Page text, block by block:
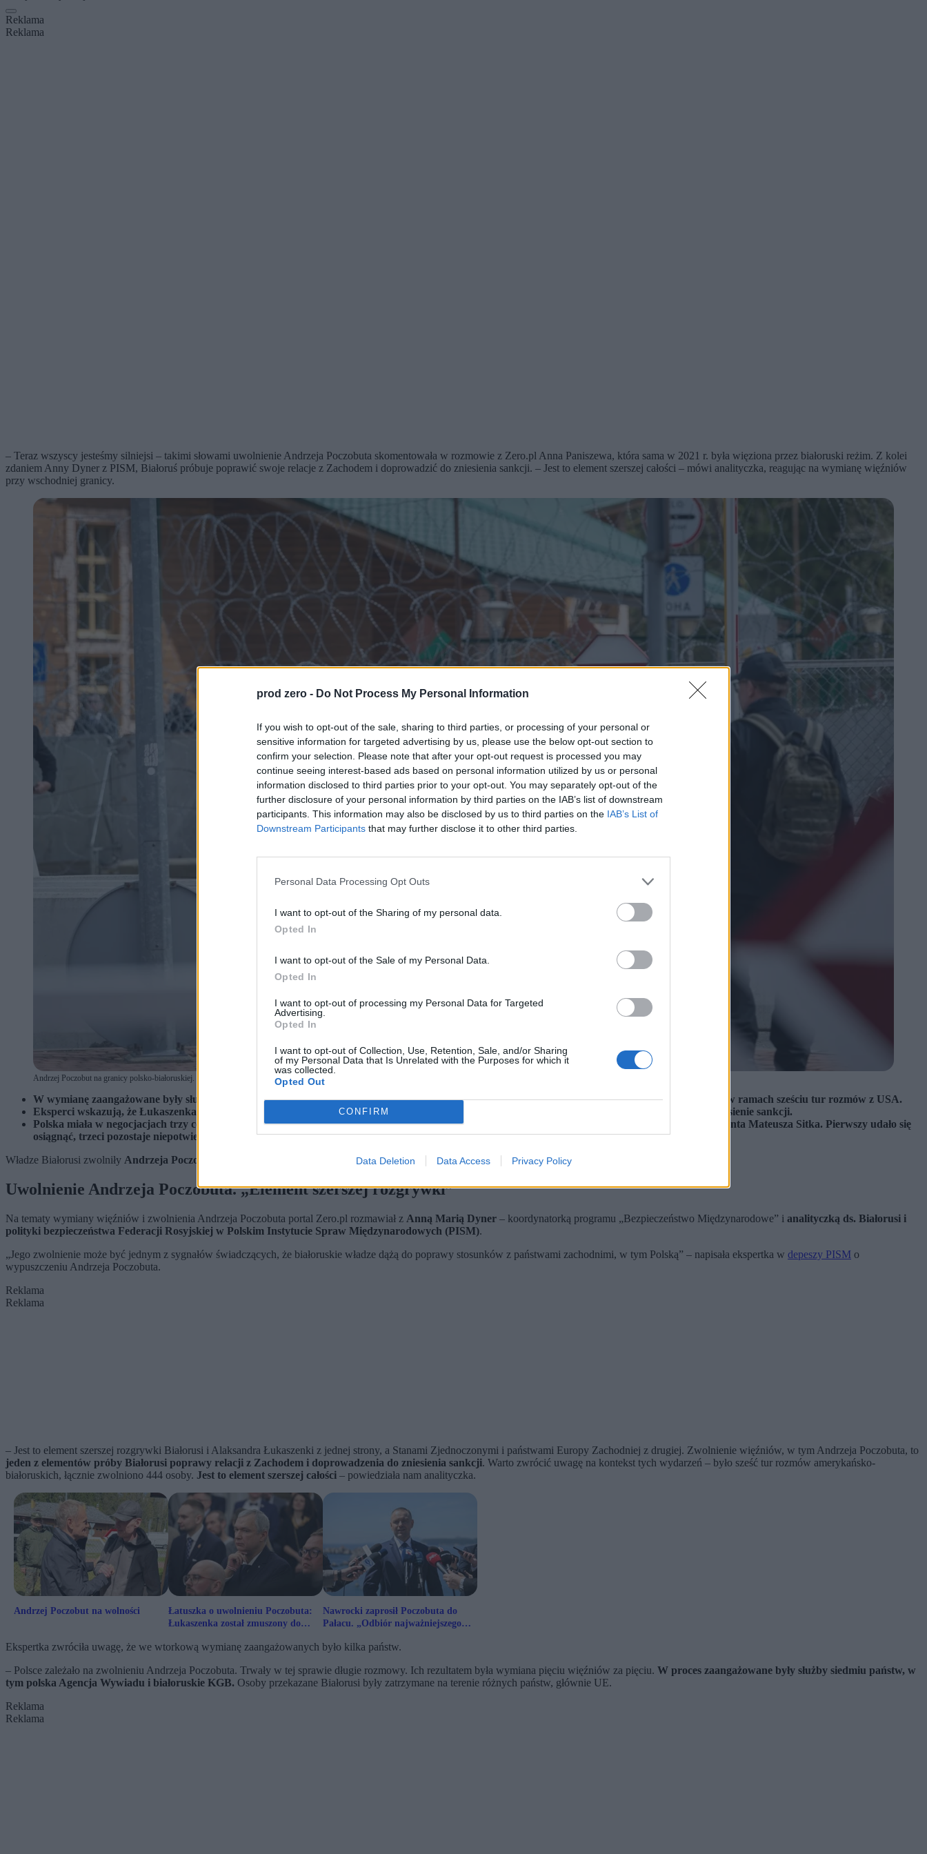
prod zero - Do Not Process My Personal Information
If you wish to opt-out of the sale, sharing to third parties, or processing of your personal or
sensitive information for targeted advertising by us, please use the below opt-out section to
confirm your selection. Please note that after your opt-out request is processed you may
continue seeing interest-based ads based on personal information utilized by us or personal
information disclosed to third parties prior to your opt-out. You may separately opt-out of the
further disclosure of your personal information by third parties on the IAB’s list of downstream
participants. This information may also be disclosed by us to third parties on the IAB’s List of
Downstream Participants that may further disclose it to other third parties.
Personal Data Processing Opt Outs
I want to opt-out of the Sharing of my personal data.
Opted In
I want to opt-out of the Sale of my Personal Data.
Opted In
I want to opt-out of processing my Personal Data for Targeted
Advertising.
Opted In
I want to opt-out of Collection, Use, Retention, Sale, and/or Sharing
of my Personal Data that Is Unrelated with the Purposes for which it
was collected.
Opted Out
CONFIRM
Data Deletion Data Access Privacy Policy
Reklama
Reklama
– Teraz wszyscy jesteśmy silniejsi – takimi słowami uwolnienie Andrzeja Poczobuta skomentowała w rozmowie z Zero.pl Anna Paniszewa, która sama w 2021 r. była więziona przez białoruski reżim. Z kolei
zdaniem Anny Dyner z PISM, Białoruś próbuje poprawić swoje relacje z Zachodem i doprowadzić do zniesienia sankcji. – Jest to element szerszej całości – mówi analityczka, reagując na wymianę więźniów
przy wschodniej granicy.
Andrzej Poczobut na granicy polsko-białoruskiej. (fot. Tomasz Siemoniak / X)
W wymianę zaangażowane były służby siedmiu państw, w tym polska Agencja Wywiadu i białoruskie KGB. Łącznie Białoruś zwolniła już 444 osoby w ramach sześciu tur rozmów z USA.
Eksperci wskazują, że Łukaszenka traktuje zwalnianie więźniów jako narzędzie nacisku – sygnał gotowości do dialogu z Zachodem w zamian za zniesienie sankcji.
Polska miała w negocjacjach trzy cele: powrót Poczobuta, wyciszenie kryzysu migracyjnego na granicy oraz uzyskanie danych sprawcy śmierci sierżanta Mateusza Sitka. Pierwszy udało się
osiągnąć, trzeci pozostaje niepotwierdzony
Władze Białorusi zwolniły Andrzeja Poczobuta – działacza polskiej mniejszości i dziennikarza.
Uwolnienie Andrzeja Poczobuta. „Element szerszej rozgrywki”
Na tematy wymiany więźniów i zwolnienia Andrzeja Poczobuta portal Zero.pl rozmawiał z Anną Marią Dyner – koordynatorką programu „Bezpieczeństwo Międzynarodowe” i analityczką ds. Białorusi i
polityki bezpieczeństwa Federacji Rosyjskiej w Polskim Instytucie Spraw Międzynarodowych (PISM).
„Jego zwolnienie może być jednym z sygnałów świadczących, że białoruskie władze dążą do poprawy stosunków z państwami zachodnimi, w tym Polską” – napisała ekspertka w depeszy PISM o
wypuszczeniu Andrzeja Poczobuta.
Reklama
Reklama
– Jest to element szerszej rozgrywki Białorusi i Alaksandra Łukaszenki z jednej strony, a Stanami Zjednoczonymi i państwami Europy Zachodniej z drugiej. Zwolnienie więźniów, w tym Andrzeja Poczobuta, to
jeden z elementów próby Białorusi poprawy relacji z Zachodem i doprowadzenia do zniesienia sankcji. Warto zwrócić uwagę na kontekst tych wydarzeń – było sześć tur rozmów amerykańsko-
białoruskich, łącznie zwolniono 444 osoby. Jest to element szerszej całości – powiedziała nam analityczka.
Andrzej Poczobut na wolności
Łatuszka o uwolnieniu Poczobuta:
Łukaszenka został zmuszony do
Nawrocki zaprosił Poczobuta do
Pałacu. „Odbiór najważniejszego
Ekspertka zwróciła uwagę, że we wtorkową wymianę zaangażowanych było kilka państw.
– Polsce zależało na zwolnieniu Andrzeja Poczobuta. Trwały w tej sprawie długie rozmowy. Ich rezultatem była wymiana pięciu więźniów za pięciu. W proces zaangażowane były służby siedmiu państw, w
tym polska Agencja Wywiadu i białoruskie KGB. Osoby przekazane Białorusi były zatrzymane na terenie różnych państw, głównie UE.
Reklama
Reklama